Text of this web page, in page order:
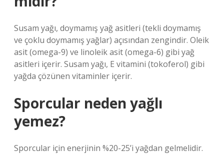
Susam yağı, doymamış yağ asitleri (tekli doymamış
ve çoklu doymamış yağlar) açısından zengindir. Oleik
asit (omega-9) ve linoleik asit (omega-6) gibi yağ
asitleri içerir. Susam yağı, E vitamini (tokoferol) gibi
yağda çözünen vitaminler içerir.
Sporcular neden yağlı
yemez?
Sporcular için enerjinin %20-25’i yağdan gelmelidir.